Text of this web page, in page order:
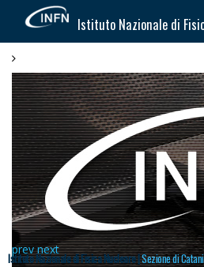
Istituto Nazionale di
prev next
Istituto Nazionale di Fisica Nucleare |Sezione di